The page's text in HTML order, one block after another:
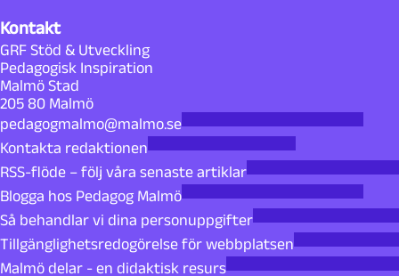
Kontakt
GRF Stöd & Utveckling
Pedagogisk Inspiration
Malmö Stad
205 80 Malmö
pedagogmalmo@malmo.se
Kontakta redaktionen
RSS-flöde – följ våra senaste artiklar
Blogga hos Pedagog Malmö
Så behandlar vi dina personuppgifter
Tillgänglighetsredogörelse för webbplatsen
Malmö delar - en didaktisk resurs